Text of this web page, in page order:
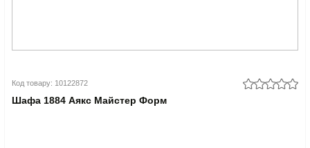
Код товару: 10122872
Шафа 1884 Аякс Майстер Форм